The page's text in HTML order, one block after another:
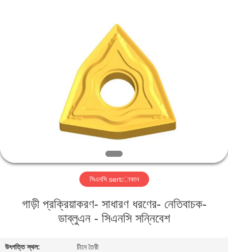
কারখানা
সিএনসি sertোকান
গাড়ী প্রক্রিয়াকরণ- সাধারণ ধরণের- নেতিবাচক-
ডাব্লুএন - সিএনসি সন্নিবেশ
উৎপত্তি স্থল: চীনে তৈরী